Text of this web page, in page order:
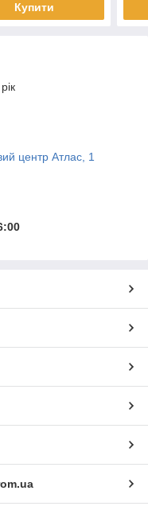
Купити
центр Атлас, 1